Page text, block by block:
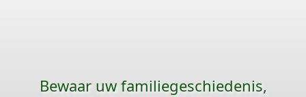
Bewaar uw familie­geschiedenis,